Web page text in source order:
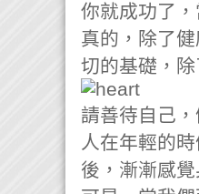
你就成功了
真的，除了
切的基礎，除
請善待自己
人在年輕的
後，漸漸感